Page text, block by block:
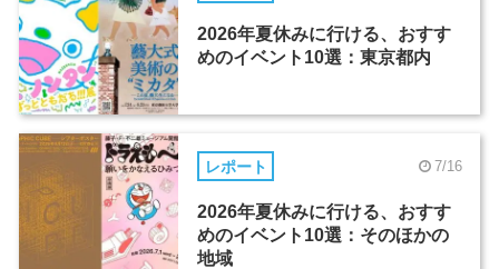
2026年夏休みに行ける、おすす
めのイベント10選：東京都内
レポート 7/16
2026年夏休みに行ける、おすす
めのイベント10選：そのほかの
地域